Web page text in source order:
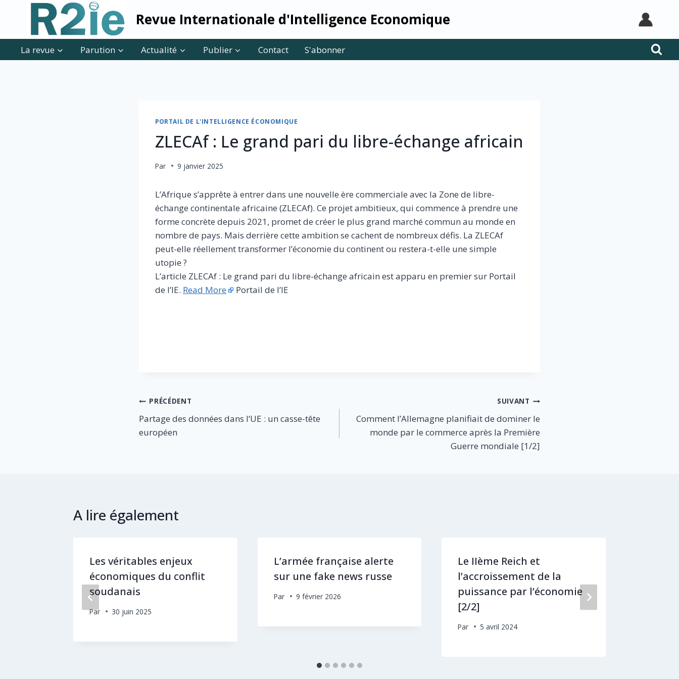
Revue Internationale d'Intelligence Economique
La revue Parution Actualité Publier Contact S'abonner
PORTAIL DE L'INTELLIGENCE ÉCONOMIQUE
ZLECAf : Le grand pari du libre-échange africain
Par 9 janvier 2025
L’Afrique s’apprête à entrer dans une nouvelle ère commerciale avec la Zone de libre-
échange continentale africaine (ZLECAf). Ce projet ambitieux, qui commence à prendre une
forme concrète depuis 2021, promet de créer le plus grand marché commun au monde en
nombre de pays. Mais derrière cette ambition se cachent de nombreux défis. La ZLECAf
peut-elle réellement transformer l’économie du continent ou restera-t-elle une simple
utopie ?
L’article ZLECAf : Le grand pari du libre-échange africain est apparu en premier sur Portail
de l’IE. Read More Portail de l’IE
Navigation
de
PRÉCÉDENT
Partage des données dans l’UE : un casse-tête
européen
SUIVANT
Comment l’Allemagne planifiait de dominer le
monde par le commerce après la Première
Guerre mondiale [1/2]
A lire également
Les véritables enjeux
économiques du conflit
soudanais
Par 30 juin 2025
L’armée française alerte
sur une fake news russe
Par 9 février 2026
Le IIème Reich et
l’accroissement de la
puissance par l’économie
[2/2]
Par 5 avril 2024